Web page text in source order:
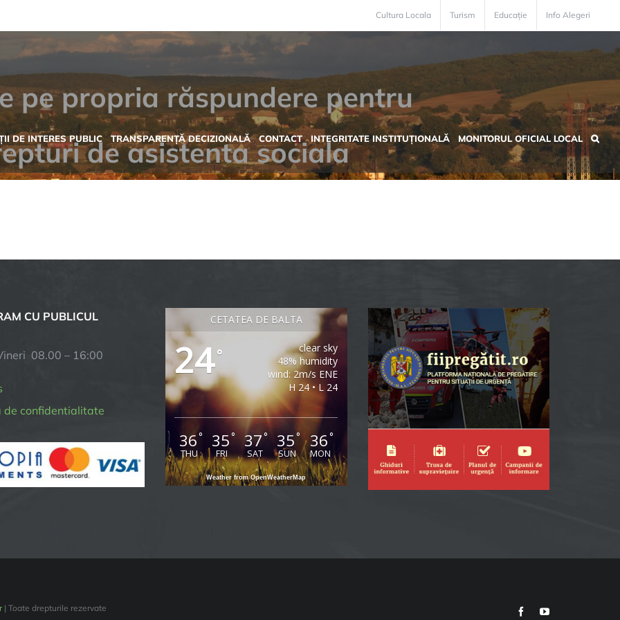
Cultura Locala Turism Educație Info Alegeri
DE INTERES PUBLIC TRANSPARENȚĂ DECIZIONALĂ CONTACT INTEGRITATE INSTITUȚIONALĂ MONITORUL OFICIAL LOCAL
pe propria răspundere pentru
de asistenta sociala
CU PUBLICUL
08.00 – 16:00
de confidentialitate
CETATEA DE BALTA
24°
clear sky
48% humidity
wind: 2m/s ENE
H 24 • L 24
36°
THU
35°
FRI
37°
SAT
35°
SUN
36°
MON
Weather from OpenWeatherMap
| Toate drepturile rezervate FacebookYouTube